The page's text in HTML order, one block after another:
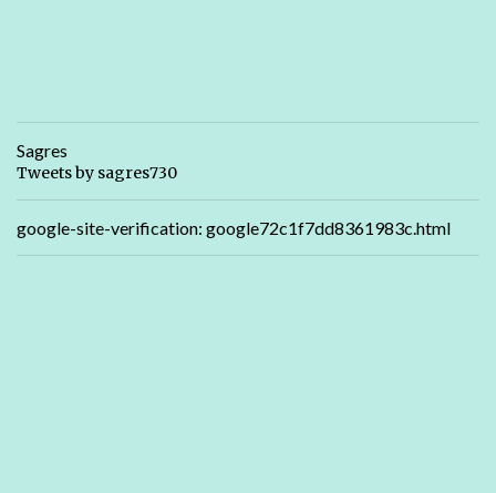
Sagres
Tweets by sagres730
google-site-verification: google72c1f7dd8361983c.html